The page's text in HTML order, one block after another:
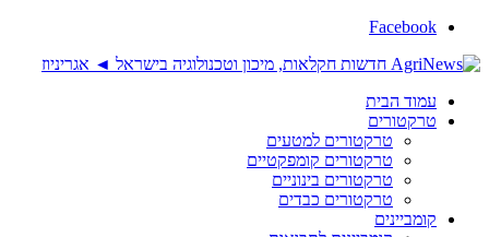
Facebook
עמוד הבית
טרקטורים
טרקטורים למטעים
טרקטורים קומפקטיים
טרקטורים בינוניים
טרקטורים כבדים
קומביינים